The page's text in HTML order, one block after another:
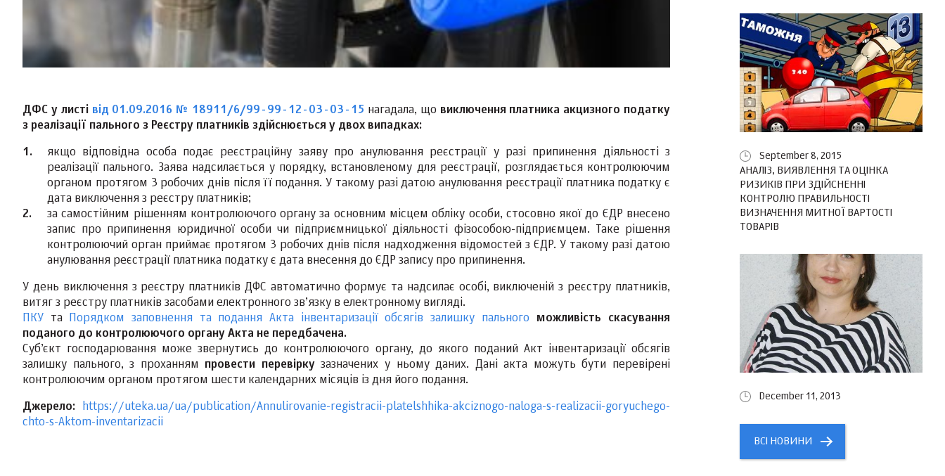
ДФС у листі від 01.09.2016 № 18911/6/99-99-12-03-03-15 нагадала, що виключення платника акцизного податку
з реалізації пального з Реєстру платників здійснюється у двох випадках:
якщо відповідна особа подає реєстраційну заяву про анулювання реєстрації у разі припинення діяльності з
реалізації пального. Заява надсилається у порядку, встановленому для реєстрації, розглядається контролюючим
органом протягом 3 робочих днів після її подання. У такому разі датою анулювання реєстрації платника податку є
дата виключення з реєстру платників;
за самостійним рішенням контролюючого органу за основним місцем обліку особи, стосовно якої до ЄДР внесено
запис про припинення юридичної особи чи підприємницької діяльності фізособою-підприємцем. Таке рішення
контролюючий орган приймає протягом 3 робочих днів після надходження відомостей з ЄДР. У такому разі датою
анулювання реєстрації платника податку є дата внесення до ЄДР запису про припинення.
У день виключення з реєстру платників ДФС автоматично формує та надсилає особі, виключеній з реєстру платників,
витяг з реєстру платників засобами електронного зв’язку в електронному вигляді.
ПКУ та Порядком заповнення та подання Акта інвентаризації обсягів залишку пального
можливість скасування
поданого до контролюючого органу Акта не передбачена.
Суб’єкт господарювання може звернутись до контролюючого органу, до якого поданий Акт інвентаризації обсягів
залишку пального, з проханням провести перевіркузазначених у ньому даних. Дані акта можуть бути перевірені
контролюючим органом протягом шести календарних місяців із дня його подання.
Джерело:
https://uteka.ua/ua/publication/Annulirovanie-registracii-platelshhika-akciznogo-naloga-s-realizacii-goryuchego-
chto-s-Aktom-inventarizacii
September 8, 2015
АНАЛІЗ, ВИЯВЛЕННЯ ТА ОЦІНКА
РИЗИКІВ ПРИ ЗДІЙСНЕННІ
КОНТРОЛЮ ПРАВИЛЬНОСТІ
ВИЗНАЧЕННЯ МИТНОЇ ВАРТОСТІ
ТОВАРІВ
December 11, 2013
ВСІ НОВИНИ